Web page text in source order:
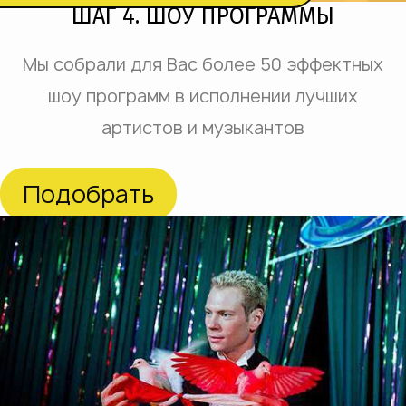
ШАГ 4. ШОУ ПРОГРАММЫ
Мы собрали для Вас более 50 эффектных
шоу программ в исполнении лучших
артистов и музыкантов
Подобрать